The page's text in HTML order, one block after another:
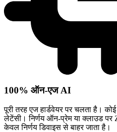
100% ऑन-एज AI
पूरी तरह एज हार्डवेयर पर चलता है।
लेटेंसी। निर्णय ऑन-प्रेम या क्लाउड
केवल निर्णय डिवाइस से बाहर जाता है।